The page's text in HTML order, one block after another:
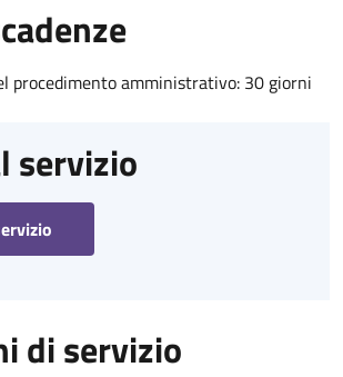
procedimento amministrativo: 30 giorni
servizio
di servizio